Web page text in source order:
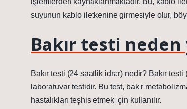
işlemlerden kaynaklanmaktadır. Bu, kablo
suyunun kablo iletkenine girmesiyle olur,
Bakır testi neden
Bakır testi (24 saatlik idrar) nedir? Bakır
laboratuvar testidir. Bu test, bakır
hastalıkları teşhis etmek için kullanılır.